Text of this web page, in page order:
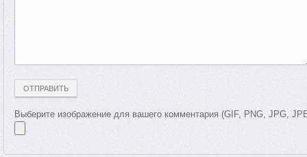
Выберите изображение для вашего комментария (GIF, PNG, JPG,